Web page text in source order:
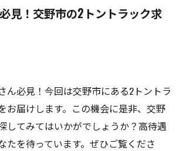
見！交野市の2トントラック求
ん必見！今回は交野市にある2トントラ
お届けします。この機会に是非、交野
してみてはいかがでしょうか？高待遇
たを待っています。ぜひご覧くださ